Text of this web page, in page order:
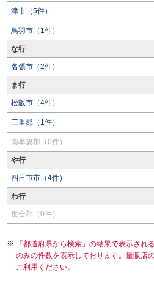
津市（5件）
鳥羽市（1件）
な行
名張市（2件）
ま行
松阪市（4件）
三重郡（1件）
南牟婁郡（0件）
や行
四日市市（4件）
わ行
度会郡（0件）
「都道府県から検索」の結果で表示され
のみの件数を表示しております。量販店
ご利用ください。